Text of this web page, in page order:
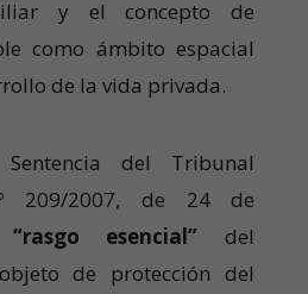
y el concepto de
como ámbito espacial
de la vida privada.
del Tribunal
209/2007, de 24 de
“rasgo esencial”del
de protección del